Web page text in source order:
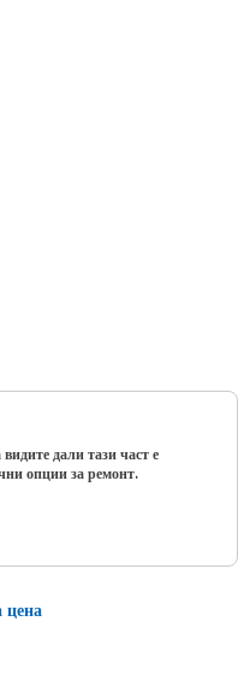
видите дали тази част е
опции за ремонт.
цена